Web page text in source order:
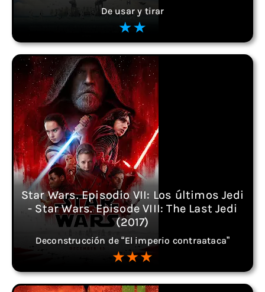
De usar y tirar
Star Wars. Episodio VII: Los últimos Jedi
- Star Wars. Episode VIII: The Last Jedi
(2017)
Deconstrucción de “El imperio contraataca”